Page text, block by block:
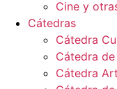
Cine y
Cátedras
Cátedra
Cátedra
Cátedra